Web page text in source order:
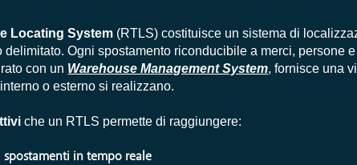
Locating System (RTLS) costituisce un sistema di
delimitato. Ogni spostamento riconducibile a merci, persone
con un Warehouse Management System, fornisce una
o esterno si realizzano.
che un RTLS permette di raggiungere:
in tempo reale